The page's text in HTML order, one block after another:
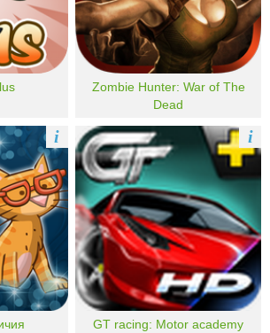
Zombie Hunter: War of The
Dead
i
GT racing: Motor academy
i